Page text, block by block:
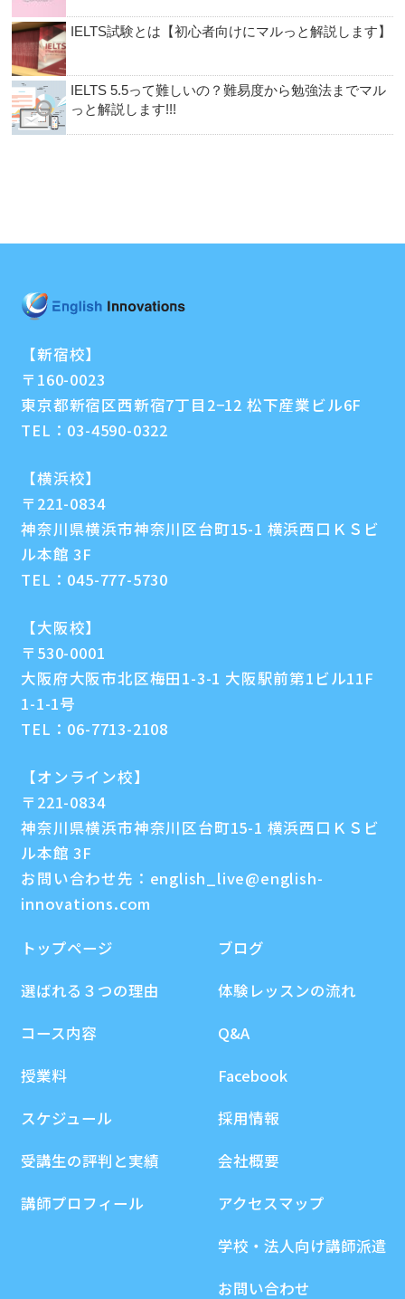
IELTS試験とは【初心者向けにマルっと解説します】
IELTS 5.5って難しいの？難易度から勉強法までマル
っと解説します!!!
【新宿校】
〒160-0023
東京都新宿区西新宿7丁目2−12 松下産業ビル6F
TEL： 03-4590-0322
【横浜校】
〒221-0834
神奈川県横浜市神奈川区台町15-1 横浜西口ＫＳビ
ル本館 3F
TEL： 045-777-5730
【大阪校】
〒530-0001
大阪府大阪市北区梅田1-3-1 大阪駅前第1ビル11F
1-1-1号
TEL： 06-7713-2108
【オンライン校】
〒221-0834
神奈川県横浜市神奈川区台町15-1 横浜西口ＫＳビ
ル本館 3F
お問い合わせ先： english_live@english-
innovations.com
トップページ
選ばれる３つの理由
コース内容
授業料
スケジュール
受講生の評判と実績
講師プロフィール
ブログ
体験レッスンの流れ
Q&A
Facebook
採用情報
会社概要
アクセスマップ
学校・法人向け講師派遣
お問い合わせ